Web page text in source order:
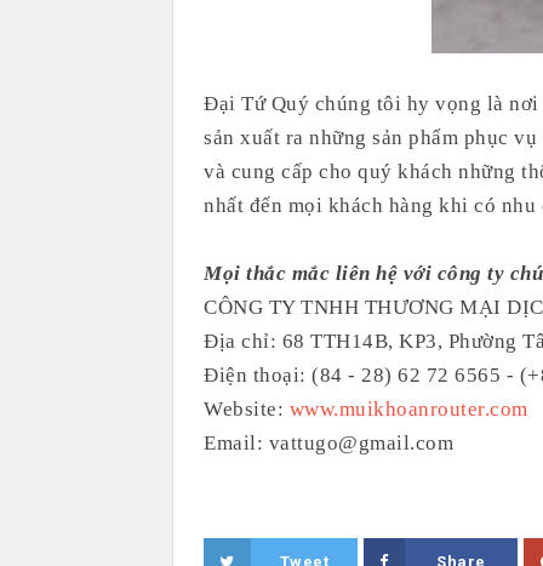
Đại Tứ Quý chúng tôi hy vọng là
sản xuất ra những sản phẩm phục
và cung cấp cho quý khách những
nhất đến mọi khách hàng khi có
Mọi thắc mắc liên hệ với công ty
CÔNG TY TNHH THƯƠNG MẠI
Địa chỉ: 68 TTH14B, KP3, Phường
Điện thoại: (84 - 28) 62 72 6565 -
Website: www.muikhoanrouter.com
Email: vattugo@gmail.com
Tweet Share